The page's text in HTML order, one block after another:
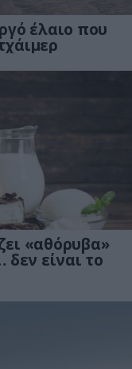
έλαιο που
«αθόρυβα»
δεν είναι το